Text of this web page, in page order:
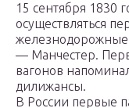
15 сентября 1830
осуществляться
— Манчестер.
вагонов
дилижансы.
В России первые